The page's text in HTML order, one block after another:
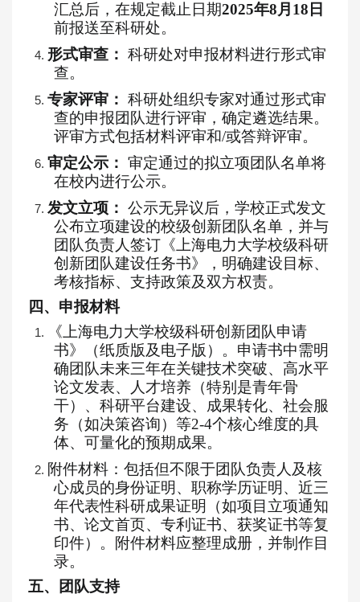
汇总后，在规定截止日期2025年8月18日
前报送至科研处。
4. 形式审查： 科研处对申报材料进行形式审
查。
5. 专家评审： 科研处组织专家对通过形式审
查的申报团队进行评审，确定遴选结果。
评审方式包括材料评审和/或答辩评审。
6. 审定公示： 审定通过的拟立项团队名单将
在校内进行公示。
7. 发文立项： 公示无异议后，学校正式发文
公布立项建设的校级创新团队名单，并与
团队负责人签订《上海电力大学校级科研
创新团队建设任务书》，明确建设目标、
考核指标、支持政策及双方权责。
四 、申报材料
1. 《上海电力大学校级科研创新团队申请
书》（纸质版及电子版）。申请书中需明
确团队未来三年在关键技术突破、高水平
论文发表、人才培养（特别是青年骨
干）、科研平台建设、成果转化、社会服
务（如决策咨询）等2-4个核心维度的具
体、可量化的预期成果。
2. 附件材料：包括但不限于团队负责人及核
心成员的身份证明、职称学历证明、近三
年代表性科研成果证明（如项目立项通知
书、论文首页、专利证书、获奖证书等复
印件）。附件材料应整理成册，并制作目
录。
五、 团队支持